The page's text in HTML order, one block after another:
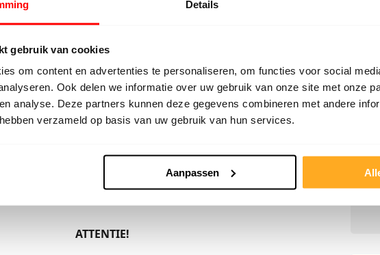
Details
gebruik van cookies
om content en advertenties te personaliseren, om functies voor social
Ook delen we informatie over uw gebruik van onze site met onze
analyse. Deze partners kunnen deze gegevens combineren met andere
verzameld op basis van uw gebruik van hun services.
Aanpassen
ATTENTIE!